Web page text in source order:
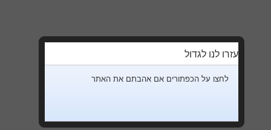
עזרו לנו לגדול
לחצו על הכפתורים אם אהבתם את האתר